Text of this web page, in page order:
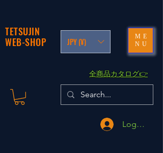
TETSUJIN
WEB-SHOP
JPY (¥)
ME
NU
​全商品カタログ👉
Logga in